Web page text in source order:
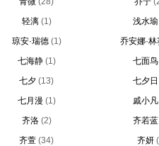
轻漓 (1)
浅水瑜
琼安·瑞德 (1)
乔安娜·林
七海静 (1)
七面鸟
七夕 (13)
七夕日
七月漫 (1)
戚小凡
齐洛 (2)
齐若蓝
齐萱 (34) 齐妍